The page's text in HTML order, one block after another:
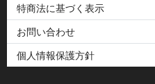
特商法に基づく表示
お問い合わせ
個人情報保護方針